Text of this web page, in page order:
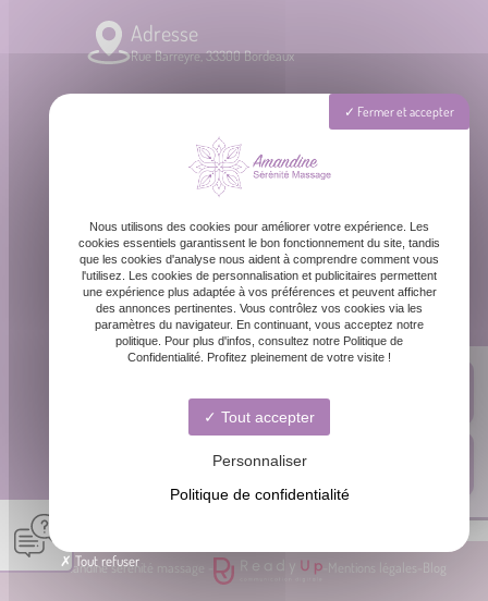
Adresse
Rue Barreyre, 33300 Bordeaux
contact@amandinemassage.fr
Horaires
Lundi - Dimanche : 8h - 20h
© Amandine sérénité massage - Mentions légales Blog
Fermer et accepter
Nous utilisons des cookies pour améliorer votre expérience. Les
cookies essentiels garantissent le bon fonctionnement du site, tandis
que les cookies d'analyse nous aident à comprendre comment vous
l'utilisez. Les cookies de personnalisation et publicitaires permettent
une expérience plus adaptée à vos préférences et peuvent afficher
des annonces pertinentes. Vous contrôlez vos cookies via les
paramètres du navigateur. En continuant, vous acceptez notre
politique. Pour plus d'infos, consultez notre Politique de
Confidentialité. Profitez pleinement de votre visite !
Tout accepter
Personnaliser
Politique de confidentialité
Tout refuser